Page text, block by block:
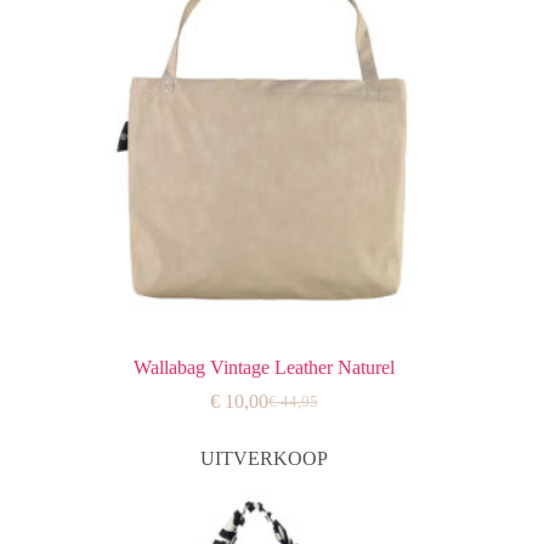
Wallabag Vintage Leather Naturel
€44,95
Oorspronkelijke
was:
€10,00Huidige
is:
UITVERKOOP